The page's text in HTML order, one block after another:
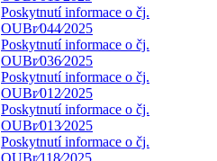
Poskytnutí informace o čj.
OUBr⁄044⁄2025
Poskytnutí informace o čj.
OUBr⁄036⁄2025
Poskytnutí informace o čj.
OUBr⁄012⁄2025
Poskytnutí informace o čj.
OUBr⁄013⁄2025
Poskytnutí informace o čj.
OUBr⁄118⁄2025